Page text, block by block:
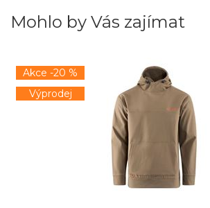
Mohlo by Vás zajímat
Akce -20 %
Výprodej